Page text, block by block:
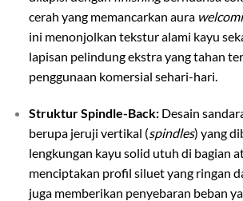
cerah yang memancarkan aura
ini menonjolkan tekstur alami kayu
lapisan pelindung ekstra yang tahan
penggunaan komersial sehari-hari.
Struktur Spindle-Back:Desain
berupa jeruji vertikal (spindles) yang
lengkungan kayu solid utuh di bagian
menciptakan profil siluet yang ringan
juga memberikan penyebaran beban